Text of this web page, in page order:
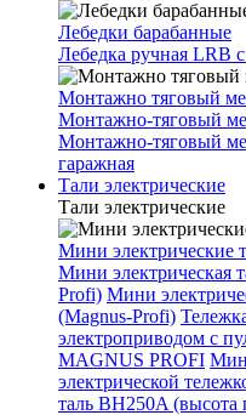
Лебедки барабанные
Лебедка ручная LRB
Монтажно тяговый
Монтажно-тяговый
Монтажно-тяговый
гаражная
Тали электрические
Тали электрические
Мини электрические
Мини электрическая
Profi) Мини
(Magnus-Profi)
электроприводом с
MAGNUS PROFI
электрической
таль BH250A (высота